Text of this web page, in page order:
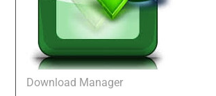
Download Manager